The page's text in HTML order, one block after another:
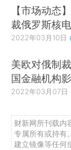
【市场动态
裁俄罗斯核
2022年03月10日
美欧对俄制
国金融机构
2022年03月07日
财新网所刊载内
专属所有或持有
建立镜像等任何